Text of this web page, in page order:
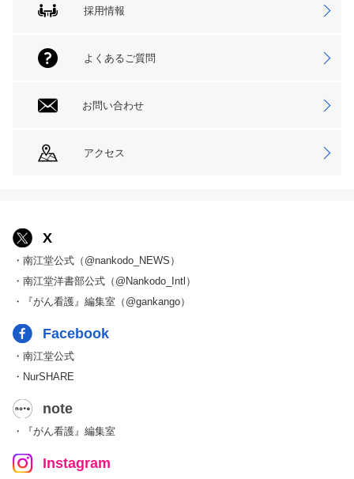
採用情報
よくあるご質問
お問い合わせ
アクセス
X
・南江堂公式（@nankodo_NEWS）
・南江堂洋書部公式（@Nankodo_Intl）
・『がん看護』編集室（@gankango）
Facebook
・南江堂公式
・NurSHARE
note
・『がん看護』編集室
Instagram